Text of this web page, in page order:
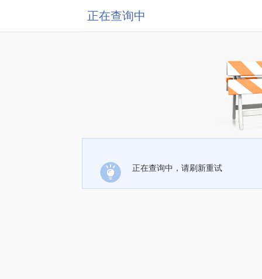
正在查询中
正在查询中，请刷新重试